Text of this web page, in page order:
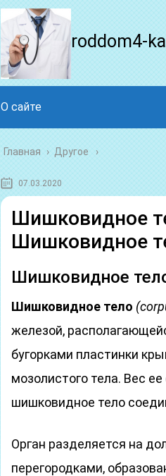
roddom4-
О сайте
Главная › Другое
07.03.2020
Шишковидное
Шишковидное
Шишковидное
Шишковидное тело
железой,
бугорками пластинки
мозолистого тела. Вес
шишковидное тело
Орган разделяется на
перегородками,